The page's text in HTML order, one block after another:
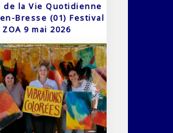
de la Vie Quotidienne
Bresse (01) Festival
ZOA 9 mai 2026